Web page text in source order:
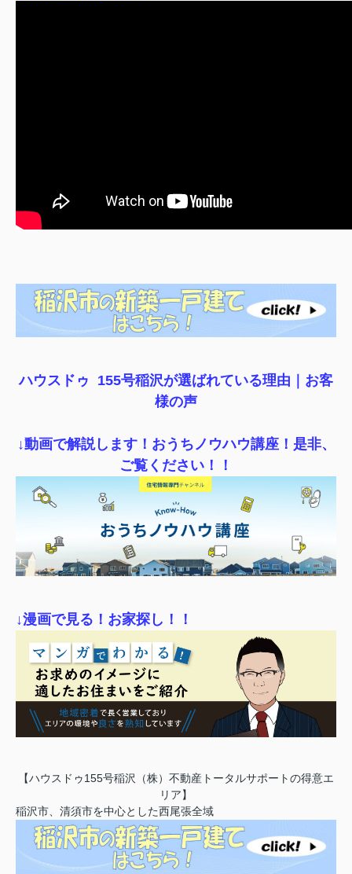
ハウスドゥ 155号稲沢が選ばれている理由｜ お客
様の声
↓動画で解説します！おうちノウハウ講座！是非、
ご覧ください！！
↓漫画で見る！お家探し！！
【ハウスドゥ155号稲沢（株）不動産トータルサポートの得意エ
リア】
稲沢市、清須市を中心とした西尾張全域